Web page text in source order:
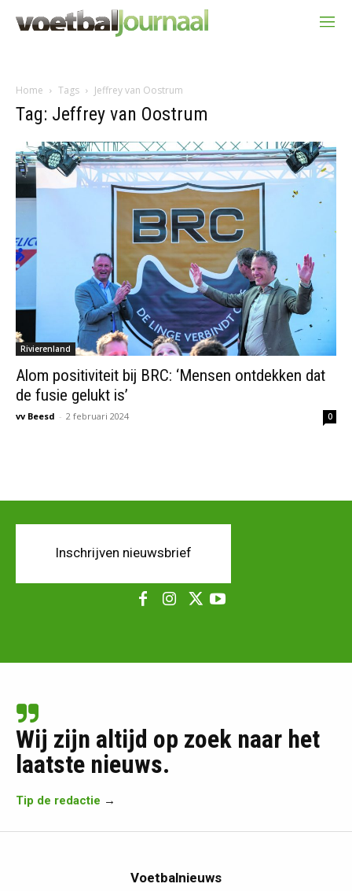
Home Tags Jeffrey van Oostrum
Tag: Jeffrey van Oostrum
Rivierenland
Alom positiviteit bij BRC: ‘Mensen ontdekken dat
de fusie gelukt is’
vv Beesd - 2 februari 2024 0
Inschrijven nieuwsbrief
Wij zijn altijd op zoek naar het
laatste nieuws.
Tip de redactie →
Voetbalnieuws